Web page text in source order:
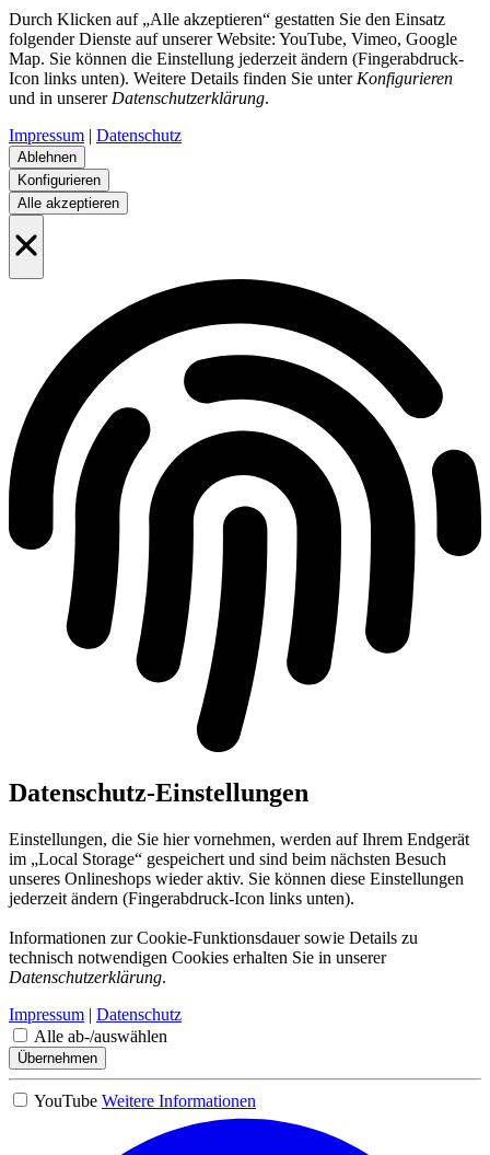
Durch Klicken auf „Alle akzeptieren“ gestatten Sie den Einsatz
folgender Dienste auf unserer Website: YouTube, Vimeo, Google
Map. Sie können die Einstellung jederzeit ändern (Fingerabdruck-
Icon links unten). Weitere Details finden Sie unter Konfigurieren
und in unserer Datenschutzerklärung.
Impressum | Datenschutz
Ablehnen
Konfigurieren
Alle akzeptieren
Datenschutz-Einstellungen
Einstellungen, die Sie hier vornehmen, werden auf Ihrem Endgerät
im „Local Storage“ gespeichert und sind beim nächsten Besuch
unseres Onlineshops wieder aktiv. Sie können diese Einstellungen
jederzeit ändern (Fingerabdruck-Icon links unten).
Informationen zur Cookie-Funktionsdauer sowie Details zu
technisch notwendigen Cookies erhalten Sie in unserer
Datenschutzerklärung.
Impressum | Datenschutz
Alle ab-/auswählen
Übernehmen
YouTube Weitere Informationen